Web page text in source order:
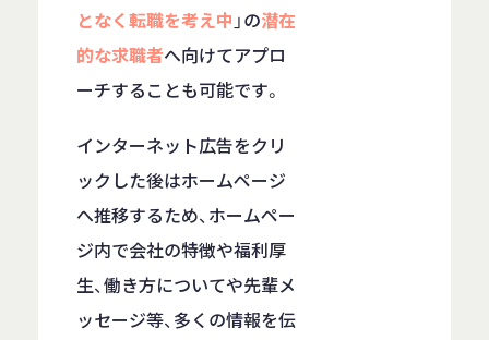
となく転職を考え中 」の潜在
的な求職者へ向けてアプロ
ーチすることも可能です。
インターネット広告をクリ
ックした後はホームページ
へ推移するため、ホームペー
ジ内で会社の特徴や福利厚
生、働き方についてや先輩メ
ッセージ等、多くの情報を伝